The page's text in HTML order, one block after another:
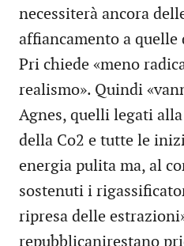
necessiterà ancora
affiancamento a
Pri chiede «meno
realismo». Quindi
Agnes, quelli legati
della Co2 e tutte le
energia pulita ma, al
sostenuti i
ripresa delle